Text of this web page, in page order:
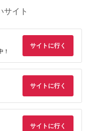
サイト
！
サイトに行く
サイトに行く
サイトに行く